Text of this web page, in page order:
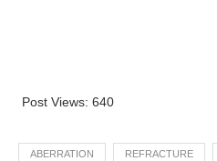
Post Views: 640
ABERRATION REFRACTURE